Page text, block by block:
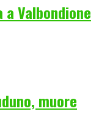
Valbondione
muore